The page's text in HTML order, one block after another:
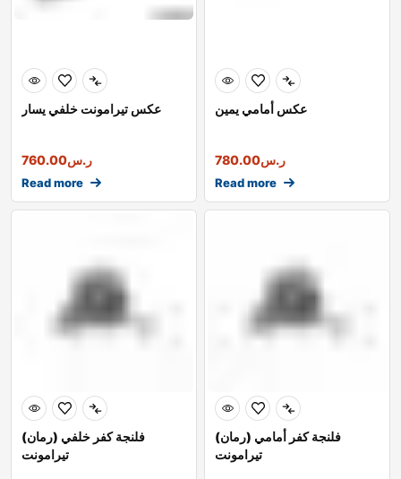
عكس تيرامونت خلفي يسار
ر.س760.00
Read more
عكس أمامي يمين
ر.س780.00
Read more
فلنجة كفر خلفي (رمان)
تيرامونت
فلنجة كفر أمامي (رمان)
تيرامونت